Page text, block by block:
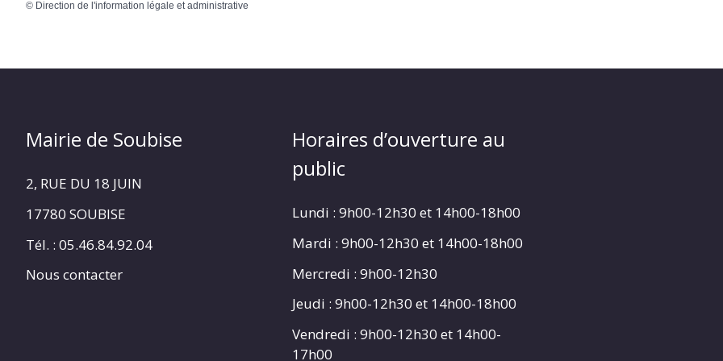
© Direction de l'information légale et administrative
Mairie de Soubise
2, RUE DU 18 JUIN
17780 SOUBISE
Tél. : 05.46.84.92.04
Nous contacter
Horaires d’ouverture au
public
Lundi : 9h00-12h30 et 14h00-18h00
Mardi : 9h00-12h30 et 14h00-18h00
Mercredi : 9h00-12h30
Jeudi : 9h00-12h30 et 14h00-18h00
Vendredi : 9h00-12h30 et 14h00-
17h00